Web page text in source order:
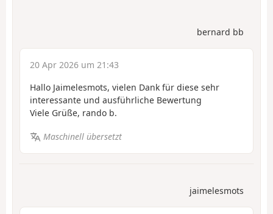
bernard bb
20 Apr 2026 um 21:43
Hallo Jaimelesmots, vielen Dank für diese sehr
interessante und ausführliche Bewertung
Viele Grüße, rando b.
Maschinell übersetzt
jaimelesmots